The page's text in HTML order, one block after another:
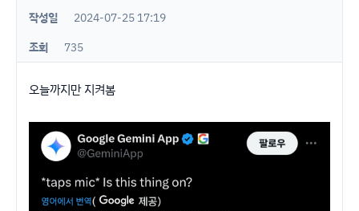
작성일
2024-07-25 17:19
조회
735
오늘까지만 지켜봄